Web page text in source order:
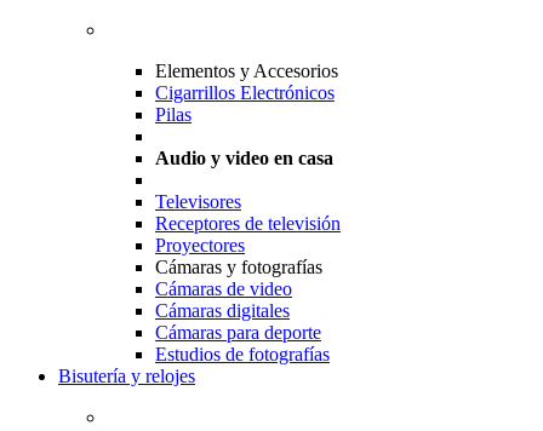
Elementos y Accesorios
Cigarrillos Electrónicos
Pilas
Audio y video en casa
Televisores
Receptores de televisión
Proyectores
Cámaras y fotografías
Cámaras de video
Cámaras digitales
Cámaras para deporte
Estudios de fotografías
Bisutería y relojes